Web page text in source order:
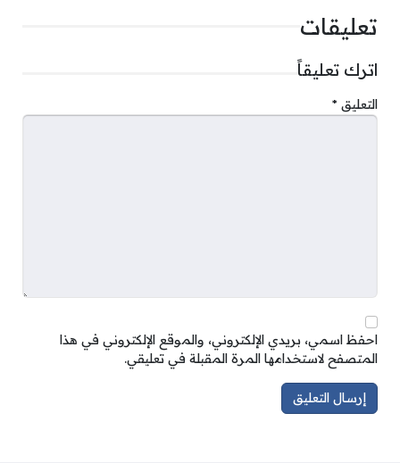
تعليقات
اترك تعليقاً
التعليق *
احفظ اسمي، بريدي الإلكتروني، والموقع الإلكتروني في هذا
المتصفح لاستخدامها المرة المقبلة في تعليقي.